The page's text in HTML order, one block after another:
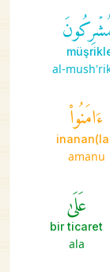
al-
ءَامَنُواْ
amanu
عَلَىٰ
bir ticaret
ala